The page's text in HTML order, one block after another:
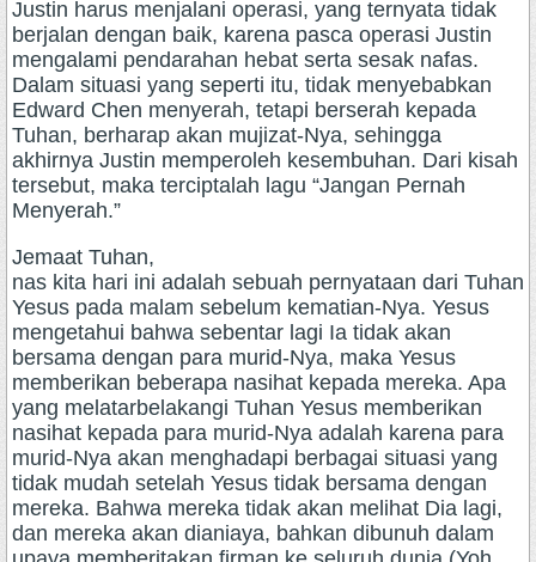
Justin harus menjalani operasi, yang ternyata tidak
berjalan dengan baik, karena pasca operasi Justin
mengalami pendarahan hebat serta sesak nafas.
Dalam situasi yang seperti itu, tidak menyebabkan
Edward Chen menyerah, tetapi berserah kepada
Tuhan, berharap akan mujizat-Nya, sehingga
akhirnya Justin memperoleh kesembuhan. Dari kisah
tersebut, maka terciptalah lagu “Jangan Pernah
Menyerah.”
Jemaat Tuhan,
nas kita hari ini adalah sebuah pernyataan dari Tuhan
Yesus pada malam sebelum kematian-Nya. Yesus
mengetahui bahwa sebentar lagi Ia tidak akan
bersama dengan para murid-Nya, maka Yesus
memberikan beberapa nasihat kepada mereka. Apa
yang melatarbelakangi Tuhan Yesus memberikan
nasihat kepada para murid-Nya adalah karena para
murid-Nya akan menghadapi berbagai situasi yang
tidak mudah setelah Yesus tidak bersama dengan
mereka. Bahwa mereka tidak akan melihat Dia lagi,
dan mereka akan dianiaya, bahkan dibunuh dalam